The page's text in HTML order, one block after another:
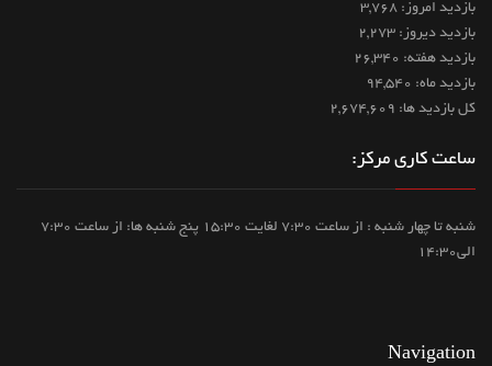
بازدید امروز: 3,768
بازدید دیروز: 2,273
بازدید هفته: 26,340
بازدید ماه: 94,540
کل بازدید ها: 2,674,609
ساعت کاری مرکز:
شنبه تا چهار شنبه : از ساعت 7:30 لغایت 15:30 پنج شنبه ها: از ساعت 7:30
الی14:30
Navigation